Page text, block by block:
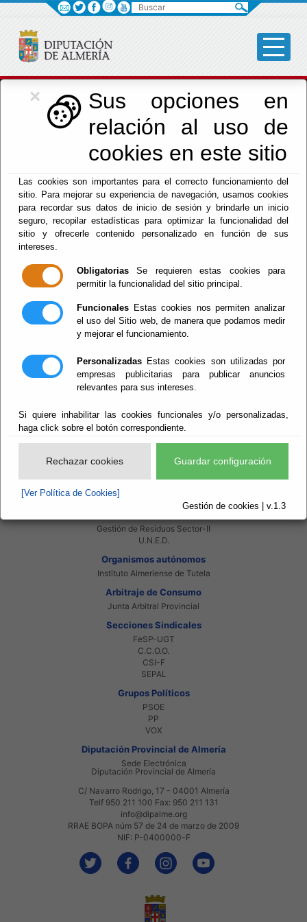
×
Sus opciones en
relación al uso de
cookies en este sitio
Las cookies son importantes para el correcto funcionamiento del
sitio. Para mejorar su experiencia de navegación, usamos cookies
para recordar sus datos de inicio de sesión y brindarle un inicio
seguro, recopilar estadísticas para optimizar la funcionalidad del
sitio y ofrecerle contenido personalizado en función de sus
intereses.
Obligatorias Se requieren estas cookies para
permitir la funcionalidad del sitio principal.
Funcionales Estas cookies nos permiten analizar
el uso del Sitio web, de manera que podamos medir
y mejorar el funcionamiento.
Personalizadas Estas cookies son utilizadas por
empresas publicitarias para publicar anuncios
relevantes para sus intereses.
Si quiere inhabilitar las cookies funcionales y/o personalizadas,
haga click sobre el botón correspondiente.
Rechazar cookies Guardar configuración
[Ver Política de Cookies]
Gestión de cookies | v.1.3
Cultura, Cine e
Identidad Almeriense
Menú Cultura
Inicio -Cultura y Cine - Otros - DPC
Red Provincial
Intranet Provincial
Intranet Adheridos
Servicios EE.LL.
Red Provincial
Enlaces de interés
Punto de Informacion del Catastro
Agencia Tributaria
Manual del Concejal
Consorcios
Bomberos Poniente
Bomberos Levante
Gestión de Residuos Sector-II
U.N.E.D.
Organismos autónomos
Instituto Almeriense de Tutela
Arbitraje de Consumo
Junta Arbitral Provincial
Secciones Sindicales
FeSP-UGT
C.C.O.O.
CSI-F
SEPAL
Grupos Políticos
PSOE
PP
VOX
Diputación Provincial de Almería
Sede Electrónica
Diputación Provincial de Almería
C/ Navarro Rodrigo, 17 - 04001 Almería
Telf 950 211 100 Fax: 950 211 131
info@dipalme.org
RRAE BOPA núm 57 de 24 de marzo de 2009
NIF: P-0400000-F
Buscar